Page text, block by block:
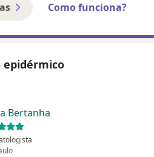
Como funciona?
epidérmico
Bertanha